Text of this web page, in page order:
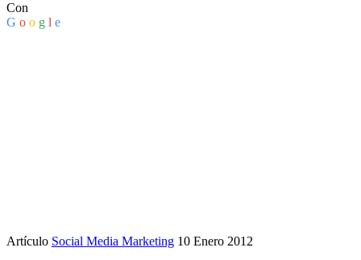
Con
G o o g l e
Artículo Social Media Marketing 10 Enero 2012